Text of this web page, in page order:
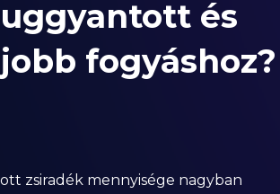
és
fogyáshoz?
zsiradék mennyisége nagyban